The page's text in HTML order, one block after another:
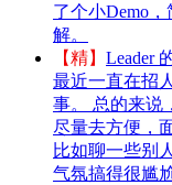
了个小Demo
解。
【精】 Leader
最近一直在招
事。 总的来说
尽量去方便，
比如聊一些别
气氛搞得很尴